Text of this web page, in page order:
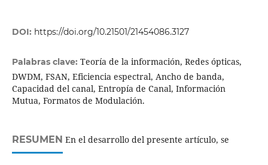
DOI: https://doi.org/10.21501/21454086.3127
Palabras clave: Teoría de la información, Redes ópticas,
DWDM, FSAN, Eficiencia espectral, Ancho de banda,
Capacidad del canal, Entropía de Canal, Información
Mutua, Formatos de Modulación.
RESUMEN En el desarrollo del presente artículo, se